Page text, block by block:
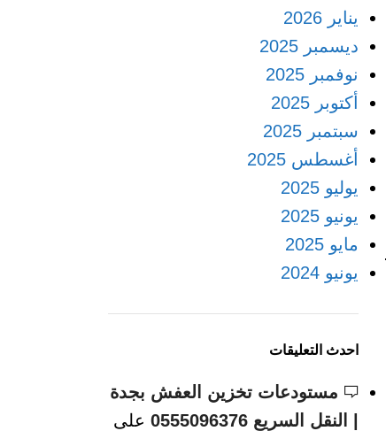
يناير 2026
ديسمبر 2025
نوفمبر 2025
أكتوبر 2025
سبتمبر 2025
أغسطس 2025
يوليو 2025
يونيو 2025
مايو 2025
يونيو 2024
احدث التعليقات
مستودعات تخزين العفش بجدة
| النقل السريع 0555096376
على